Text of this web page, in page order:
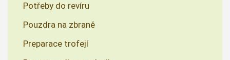
Potřeby do revíru
Pouzdra na zbraně
Preparace trofejí